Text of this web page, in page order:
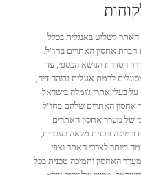
האתר לשלוט באנגלית בכלל
חברת אחסון האתרים בחו"ל.
הסדרת הנושא הכספי, עד
לרמת אנגלית גבוהה דיה,
על בעלי אתרי ג'ומלה בישראל
אחסון האתרים שלהם בחו"ל
של מערך אחסון האתרים
תמיכה טכנית מלאה בעברית,
ביותר לצרכי האתר וצפי
האחסון ותמיכה טכנית בכל